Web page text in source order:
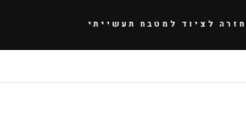
חזרה לציוד למטבח תעשייתי